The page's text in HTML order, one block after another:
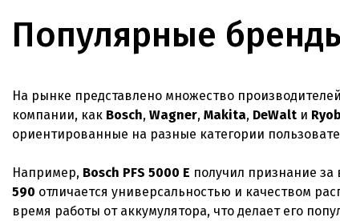
Популярные
На рынке представлено множество
компании, как Bosch, Wagner, Makita, DeWalt и
ориентированные на разные категории
Например, Bosch PFS 5000 E получил признание
590 отличается универсальностью и качеством
время работы от аккумулятора, что делает его